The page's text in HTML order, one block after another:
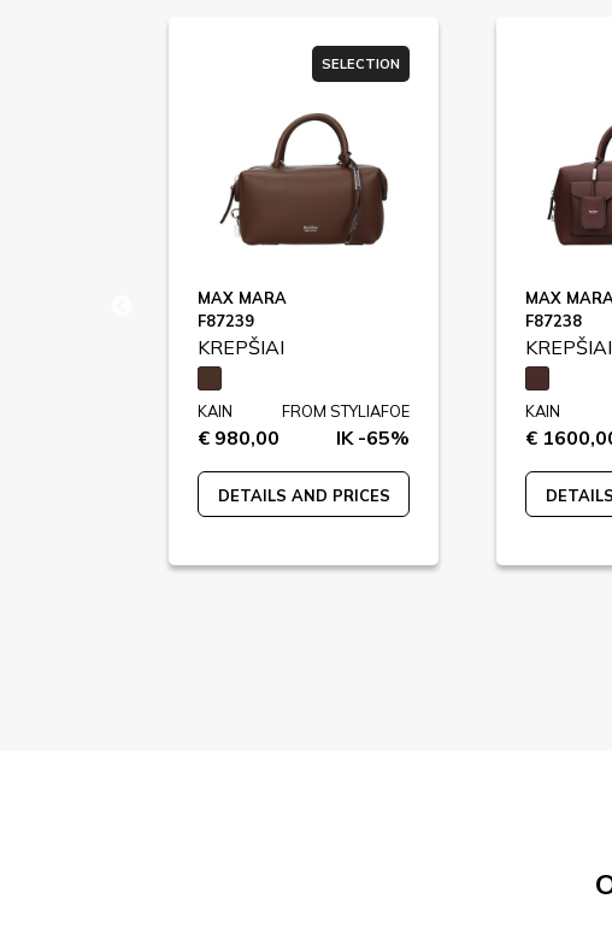
SELECTION
MAX MARA
F87239
KREPŠIAI
KAIN
€ 980,00
FROM STYLIAFOE
IK -65%
DETAILS AND PRICES
MAX MARA
F87238
KREPŠIAI
KAIN
€